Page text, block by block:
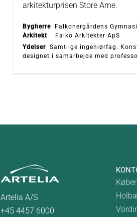
arkitekturprisen Store Arne.
Bygherre
Falkonergårdens
ArkitektFalko Arkitekter ApS
YdelserSamtlige ingeniørfag.
designet i samarbejde med
Artelia A/S
+45 4457 6000